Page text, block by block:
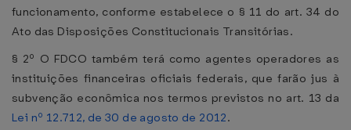
funcionamento, conforme estabelece o § 11 do art. 34 do
Ato das Disposições Constitucionais Transitórias.
§ 2º O FDCO também terá como agentes operadores as
instituições financeiras oficiais federais, que farão jus à
subvenção econômica nos termos previstos no art. 13 da
Lei nº 12.712, de 30 de agosto de 2012.